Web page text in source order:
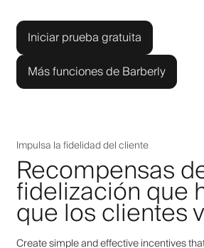
Iniciar prueba gratuita
Más funciones de Barberly
Impulsa la fidelidad del cliente
Recompensas
fidelización que
que los clientes
Create simple and effective incentives